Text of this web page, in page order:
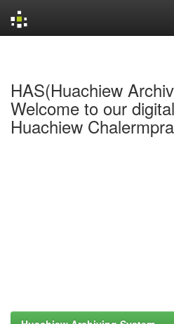
HAS(Huachiew
Welcome to our
Huachiew